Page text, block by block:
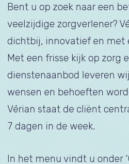
Bent u op zoek naar een
veelzijdige zorgverlener?
dichtbij, innovatief en met
Met een frisse kijk op zorg
dienstenaanbod leveren
wensen en behoeften
Vérian staat de cliënt
7 dagen in de week.
In het menu vindt u onder